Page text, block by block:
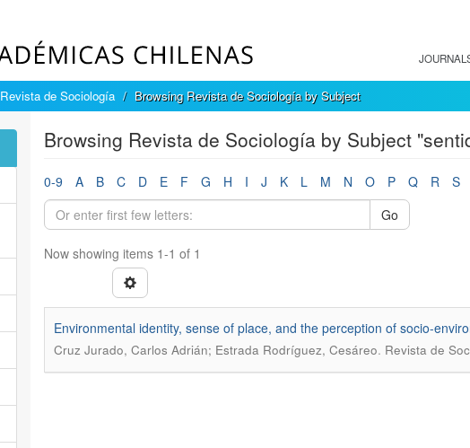
Revista de Sociología Browsing Revista de Sociología by Subject
Browsing Revista de Sociología by Subject
0-9 A B C D E F G H I J K L M N O P Q R S
Go
Now showing items 1-1 of 1
Environmental identity, sense of place, and the perception of socio-
Cruz Jurado, Carlos Adrián; Estrada Rodríguez, Cesáreo. Revista de